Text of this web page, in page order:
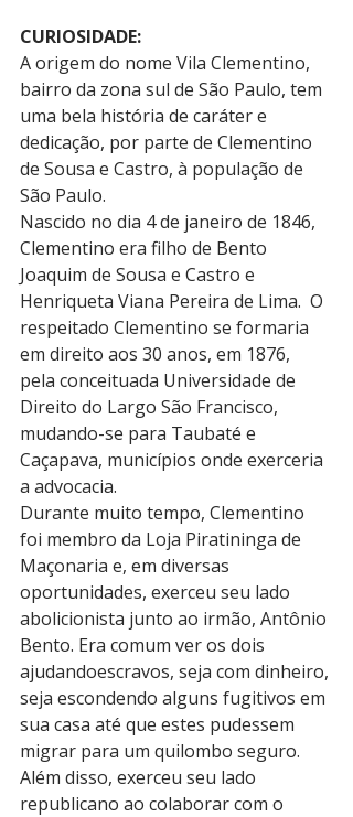
CURIOSIDADE:
A origem do nome Vila Clementino,
bairro da zona sul de São Paulo, tem
uma bela história de caráter e
dedicação, por parte de Clementino
de Sousa e Castro, à população de
São Paulo.
Nascido no dia 4 de janeiro de 1846,
Clementino era filho de Bento
Joaquim de Sousa e Castro e
Henriqueta Viana Pereira de Lima.  O
respeitado Clementino se formaria
em direito aos 30 anos, em 1876,
pela conceituada Universidade de
Direito do Largo São Francisco,
mudando-se para Taubaté e
Caçapava, municípios onde exerceria
a advocacia.
Durante muito tempo, Clementino
foi membro da Loja Piratininga de
Maçonaria e, em diversas
oportunidades, exerceu seu lado
abolicionista junto ao irmão, Antônio
Bento. Era comum ver os dois
ajudandoescravos, seja com dinheiro,
seja escondendo alguns fugitivos em
sua casa até que estes pudessem
migrar para um quilombo seguro.
Além disso, exerceu seu lado
republicano ao colaborar com o